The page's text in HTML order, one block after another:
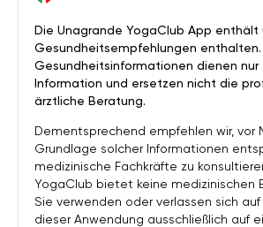
Die Unagrande YogaClub App enthält
Gesundheitsempfehlungen enthalten.
Gesundheitsinformationen dienen nur
Information und ersetzen nicht die
ärztliche Beratung.
Dementsprechend empfehlen wir, vor
Grundlage solcher Informationen
medizinische Fachkräfte zu
YogaClub bietet keine medizinischen
Sie verwenden oder verlassen sich
dieser Anwendung ausschließlich auf